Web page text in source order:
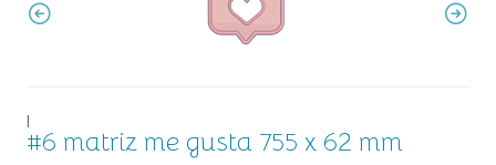
|
#6 matriz me gusta 755 x 62 mm